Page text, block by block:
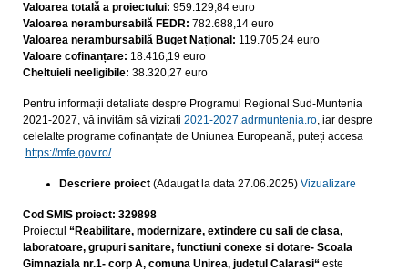
Valoarea totală a proiectului: 959.129,84 euro
Valoarea nerambursabilă FEDR: 782.688,14 euro
Valoarea nerambursabilă Buget Național: 119.705,24 euro
Valoare coﬁnanțare: 18.416,19 euro
Cheltuieli neeligibile: 38.320,27 euro
Pentru informații detaliate despre Programul Regional Sud-Muntenia
2021-2027, vă invităm să vizitați 2021-2027.adrmuntenia.ro, iar despre
celelalte programe cofinanțate de Uniunea Europeană, puteți accesa
https://mfe.gov.ro/.
Descriere proiect (Adaugat la data 27.06.2025) Vizualizare
Cod SMIS proiect: 329898
Proiectul “Reabilitare, modernizare, extindere cu sali de clasa,
laboratoare, grupuri sanitare, functiuni conexe si dotare- Scoala
Gimnaziala nr.1- corp A, comuna Unirea, judetul Calarasi“ este